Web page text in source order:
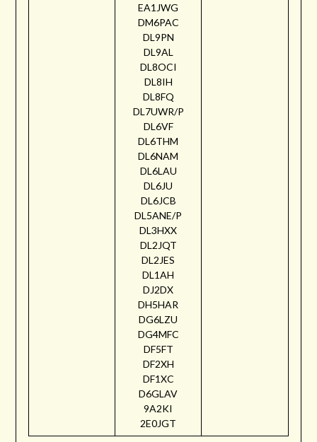
EA1JWG
DM6PAC
DL9PN
DL9AL
DL8OCI
DL8IH
DL8FQ
DL7UWR/P
DL6VF
DL6THM
DL6NAM
DL6LAU
DL6JU
DL6JCB
DL5ANE/P
DL3HXX
DL2JQT
DL2JES
DL1AH
DJ2DX
DH5HAR
DG6LZU
DG4MFC
DF5FT
DF2XH
DF1XC
D6GLAV
9A2KI
2E0JGT